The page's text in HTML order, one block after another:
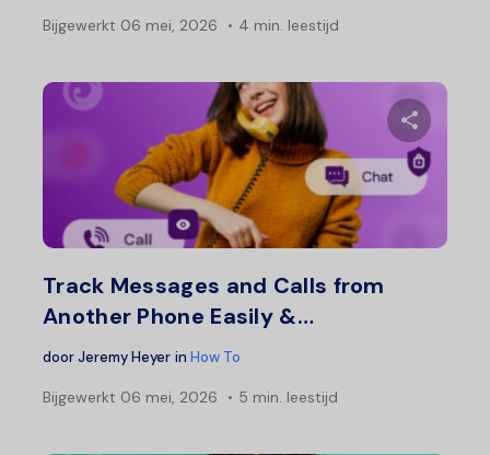
Bijgewerkt 06 mei, 2026 4 min. leestijd
Track Messages and Calls from
Another Phone Easily &…
doorJeremy Heyer in How To
Bijgewerkt 06 mei, 2026 5 min. leestijd